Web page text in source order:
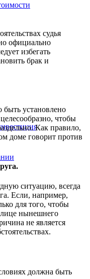
судья
официально
избегать
брак и
быть установлено
чтобы
Как правило,
доме говорит против
ситуацию, всегда
Если, например,
для того, чтобы
лице нынешнего
не является
должна быть